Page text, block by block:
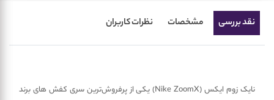
نقد بررسی مشخصات نظرات کاربران
نایک زوم ایکس (Nike ZoomX) یکی از پرفروش‌ترین سری کفش ­های برند